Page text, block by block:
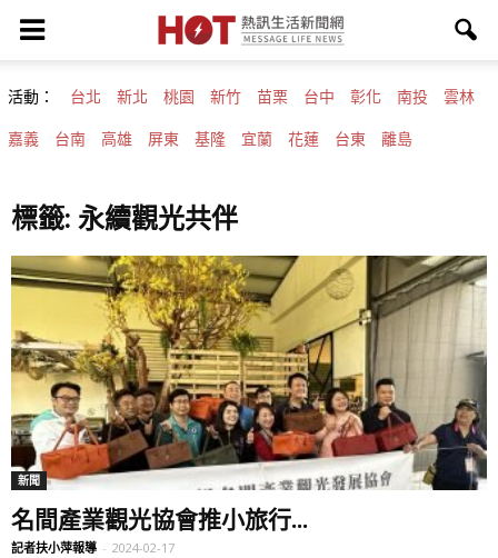
活動： 台北 新北 桃園 新竹 苗栗 台中 彰化 南投 雲林
嘉義 台南 高雄 屏東 基隆 宜蘭 花蓮 台東 離島
標籤: 永續觀光共伴
新聞
名間產業觀光協會推小旅行...
記者扶小萍報導 - 2024-02-17